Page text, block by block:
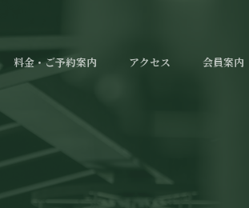
料金・ご予約案内 アクセス 会員案内